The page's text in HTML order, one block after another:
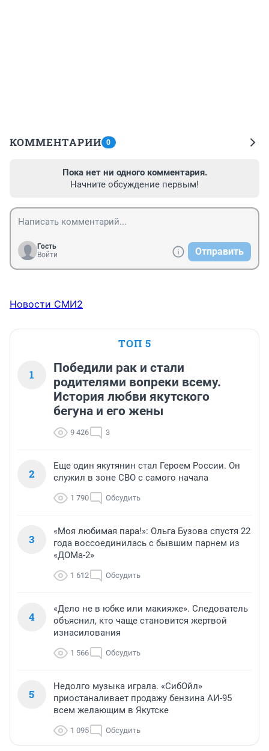
КОММЕНТАРИИ 0
Пока нет ни одного комментария.
Начните обсуждение первым!
Гость
Войти
Отправить
Новости СМИ2
ТОП 5
1
Победили рак и стали
родителями вопреки всему.
История любви якутского
бегуна и его жены
9 426 3
2
Еще один якутянин стал Героем России. Он
служил в зоне СВО с самого начала
1 790 Обсудить
3
«Моя любимая пара!»: Ольга Бузова спустя 22
года воссоединилась с бывшим парнем из
«ДОМа-2»
1 612 Обсудить
4
«Дело не в юбке или макияже». Следователь
объяснил, кто чаще становится жертвой
изнасилования
1 566 Обсудить
5
Недолго музыка играла. «СибОйл»
приостаналивает продажу бензина АИ-95
всем желающим в Якутске
1 095 Обсудить